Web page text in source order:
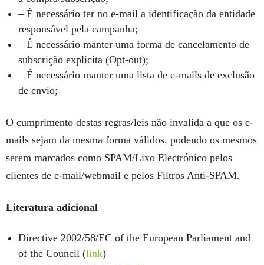
– É necessário ter no e-mail a identificação da entidade
responsável pela campanha;
– É necessário manter uma forma de cancelamento de
subscrição explicita (Opt-out);
– É necessário manter uma lista de e-mails de exclusão
de envio;
O cumprimento destas regras/leis não invalida a que os e-
mails sejam da mesma forma válidos, podendo os mesmos
serem marcados como SPAM/Lixo Electrónico pelos
clientes de e-mail/webmail e pelos Filtros Anti-SPAM.
Literatura adicional
Directive 2002/58/EC of the European Parliament and
of the Council (link)